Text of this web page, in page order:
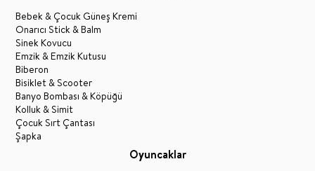
Bebek & Çocuk Güneş Kremi
Onarıcı Stick & Balm
Sinek Kovucu
Emzik & Emzik Kutusu
Biberon
Bisiklet & Scooter
Banyo Bombası & Köpüğü
Kolluk & Simit
Çocuk Sırt Çantası
Şapka
Oyuncaklar